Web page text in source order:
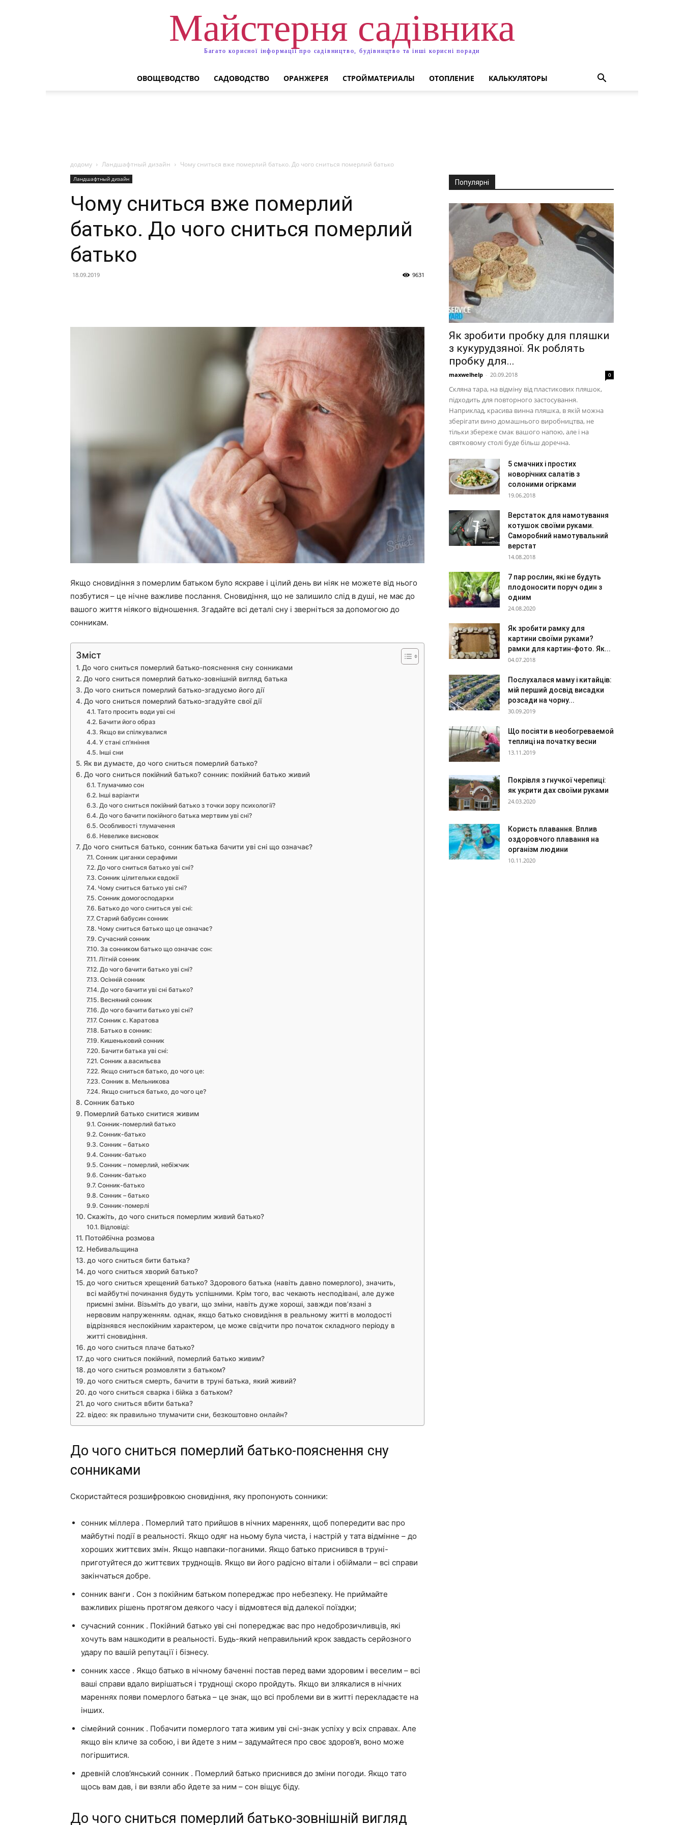
Майстерня садівника
Багато корисної інформації про садівництво, будівництво та інші корисні поради
ОВОЩЕВОДСТВО САДОВОДСТВО ОРАНЖЕРЕЯ СТРОЙМАТЕРИАЛЫ ОТОПЛЕНИЕ КАЛЬКУЛЯТОРЫ
додому Ландшафтный дизайн Чому сниться вже померлий батько. До чого сниться померлий батько
Ландшафтный дизайн
Чому сниться вже померлий
батько. До чого сниться померлий
батько
18.09.2019 9631
Якщо сновидіння з померлим батьком було яскраве і цілий день ви ніяк не можете від нього
позбутися – це нічне важливе послання. Сновидіння, що не залишило слід в душі, не має до
вашого життя ніякого відношення. Згадайте всі деталі сну і зверніться за допомогою до
сонникам.
Зміст
До чого сниться померлий батько-пояснення сну сонниками
До чого сниться померлий батько-зовнішній вигляд батька
До чого сниться померлий батько-згадуємо його дії
До чого сниться померлий батько-згадуйте свої дії
Тато просить води уві сні
Бачити його образ
Якщо ви спілкувалися
У стані сп’яніння
Інші сни
Як ви думаєте, до чого сниться померлий батько?
До чого сниться покійний батько? сонник: покійний батько живий
Тлумачимо сон
Інші варіанти
До чого сниться покійний батько з точки зору психології?
До чого бачити покійного батька мертвим уві сні?
Особливості тлумачення
Невелике висновок
До чого сниться батько, сонник батька бачити уві сні що означає?
Сонник циганки серафими
До чого сниться батько уві сні?
Сонник цілительки євдокії
Чому сниться батько уві сні?
Сонник домогосподарки
Батько до чого сниться уві сні:
Старий бабусин сонник
Чому сниться батько що це означає?
Сучасний сонник
За сонником батько що означає сон:
Літній сонник
До чого бачити батько уві сні?
Осінній сонник
До чого бачити уві сні батько?
Весняний сонник
До чого бачити батько уві сні?
Сонник с. Каратова
Батько в сонник:
Кишеньковий сонник
Бачити батька уві сні:
Сонник а.васильєва
Якщо сниться батько, до чого це:
Сонник в. Мельникова
Якщо сниться батько, до чого це?
Сонник батько
Померлий батько снитися живим
Сонник-померлий батько
Сонник-батько
Сонник – батько
Сонник-батько
Сонник – померлий, небіжчик
Сонник-батько
Сонник-батько
Сонник – батько
Сонник-померлі
Скажіть, до чого сниться померлим живий батько?
Відповіді:
Потойбічна розмова
Небивальщина
до чого сниться бити батька?
до чого сниться хворий батько?
до чого сниться хрещений батько? Здорового батька (навіть давно померлого), значить,
всі майбутні починання будуть успішними. Крім того, вас чекають несподівані, але дуже
приємні зміни. Візьміть до уваги, що зміни, навіть дуже хороші, завжди пов’язані з
нервовим напруженням. однак, якщо батько сновидіння в реальному житті в молодості
відрізнявся неспокійним характером, це може свідчити про початок складного періоду в
житті сновидіння.
до чого сниться плаче батько?
до чого сниться покійний, померлий батько живим?
до чого сниться розмовляти з батьком?
до чого сниться смерть, бачити в труні батька, який живий?
до чого сниться сварка і бійка з батьком?
до чого сниться вбити батька?
відео: як правильно тлумачити сни, безкоштовно онлайн?
До чого сниться померлий батько-пояснення сну
сонниками
Скористайтеся розшифровкою сновидіння, яку пропонують сонники:
сонник міллера . Померлий тато прийшов в нічних мареннях, щоб попередити вас про
майбутні події в реальності. Якщо одяг на ньому була чиста, і настрій у тата відмінне – до
хороших життєвих змін. Якщо навпаки-поганими. Якщо батько приснився в труні-
приготуйтеся до життєвих труднощів. Якщо ви його радісно вітали і обіймали – всі справи
закінчаться добре.
сонник ванги . Сон з покійним батьком попереджає про небезпеку. Не приймайте
важливих рішень протягом деякого часу і відмовтеся від далекої поїздки;
сучасний сонник . Покійний батько уві сні попереджає вас про недоброзичливців, які
хочуть вам нашкодити в реальності. Будь-який неправильний крок завдасть серйозного
удару по вашій репутації і бізнесу.
сонник хассе . Якщо батько в нічному баченні постав перед вами здоровим і веселим – всі
ваші справи вдало вирішаться і труднощі скоро пройдуть. Якщо ви злякалися в нічних
мареннях появи померлого батька – це знак, що всі проблеми ви в житті перекладаєте на
інших.
сімейний сонник . Побачити померлого тата живим уві сні-знак успіху у всіх справах. Але
якщо він кличе за собою, і ви йдете з ним – задумайтеся про своє здоров’я, воно може
погіршитися.
древній слов’янський сонник . Померлий батько приснився до зміни погоди. Якщо тато
щось вам дав, і ви взяли або йдете за ним – сон віщує біду.
До чого сниться померлий батько-зовнішній вигляд
Популярні
Як зробити пробку для пляшки
з кукурудзяної. Як роблять
пробку для...
maxwelhelp - 20.09.2018 0
Скляна тара, на відміну від пластикових пляшок,
підходить для повторного застосування.
Наприклад, красива винна пляшка, в якій можна
зберігати вино домашнього виробництва, не
тільки збереже смак вашого напою, але і на
святковому столі буде більш доречна.
5 смачних і простих
новорічних салатів з
солоними огірками
19.06.2018
Верстаток для намотування
котушок своїми руками.
Саморобний намотувальний
верстат
14.08.2018
7 пар рослин, які не будуть
плодоносити поруч один з
одним
24.08.2020
Як зробити рамку для
картини своїми руками?
рамки для картин-фото. Як...
04.07.2018
Послухалася маму і китайців:
мій перший досвід висадки
розсади на чорну...
30.09.2019
Що посіяти в необогреваемой
теплиці на початку весни
13.11.2019
Покрівля з гнучкої черепиці:
як укрити дах своїми руками
24.03.2020
Користь плавання. Вплив
оздоровчого плавання на
організм людини
10.11.2020